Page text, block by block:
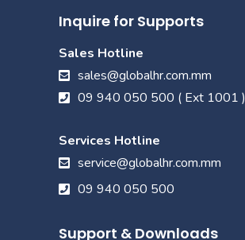
Inquire for Supports
Sales Hotline
sales@globalhr.com.mm
09 940 050 500 ( Ext 1001 )
Services Hotline
service@globalhr.com.mm
09 940 050 500
Support & Downloads